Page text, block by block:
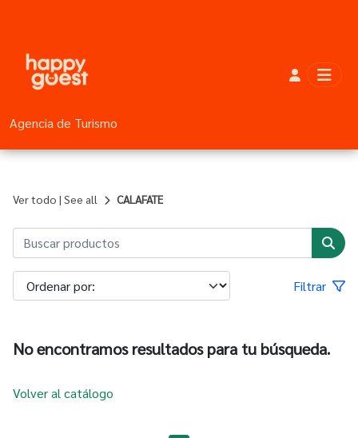
Agencia de Turismo
Ver todo | See all CALAFATE
Filtrar
No encontramos resultados para tu búsqueda.
Volver al catálogo